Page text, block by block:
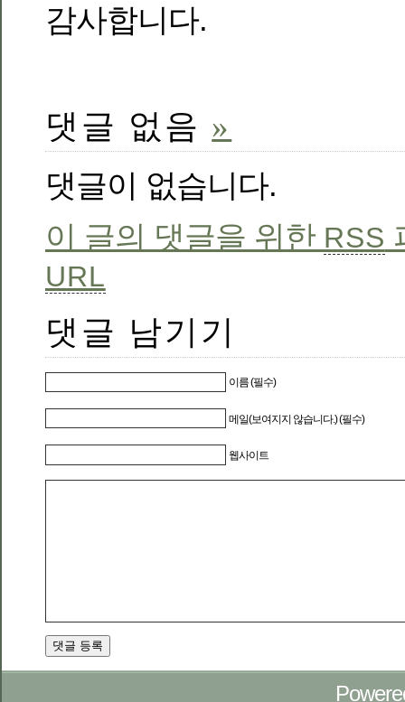
감사합니다.
댓글 없음 »
댓글이 없습니다.
이 글의 댓글을 위한 RSS
URL
댓글 남기기
이름 (필수)
메일(보여지지 않습니다.) (필수)
웹사이트